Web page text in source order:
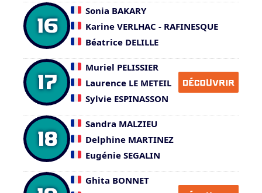
16
Sonia BAKARY
Karine VERLHAC - RAFINESQUE
Béatrice DELILLE
17
Muriel PELISSIER
Laurence LE METEIL
Sylvie ESPINASSON
DÉCOUVRIR
18
Sandra MALZIEU
Delphine MARTINEZ
Eugénie SEGALIN
Ghita BONNET